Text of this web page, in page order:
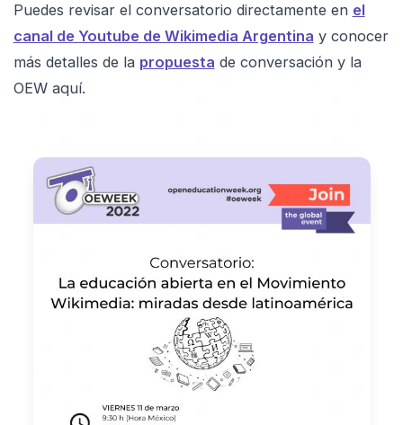
Puedes revisar el conversatorio directamente en el
canal de Youtube de Wikimedia Argentina y conocer
más detalles de la propuesta de conversación y la
OEW aquí.